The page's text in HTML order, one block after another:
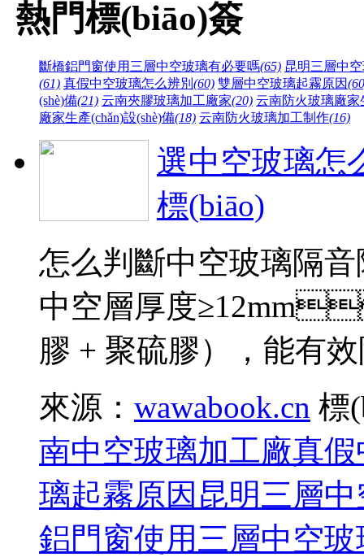
熱門標(biāo)簽
斷橋鋁門窗使用三層中空玻璃有必要嗎(65) 昆明三層中
(61) 真假中空玻璃怎么辨別 (60) 雙層中空玻璃起霧原因
(shè)備(21) 云南夾膠玻璃加工廠家(20) 云南防火玻璃廠家
廠家生產(chǎn)設(shè)備(18) 云南防火玻璃加工制作(16)
選中空玻璃怎
標(biāo)
怎么判斷中空玻璃隔音
中空層厚度
膠 + 聚硫膠），能有
來源： wawabook.cn 標
南中空玻璃加工廠真假
璃起霧原因 昆明三層
鋁門窗使用三層中空